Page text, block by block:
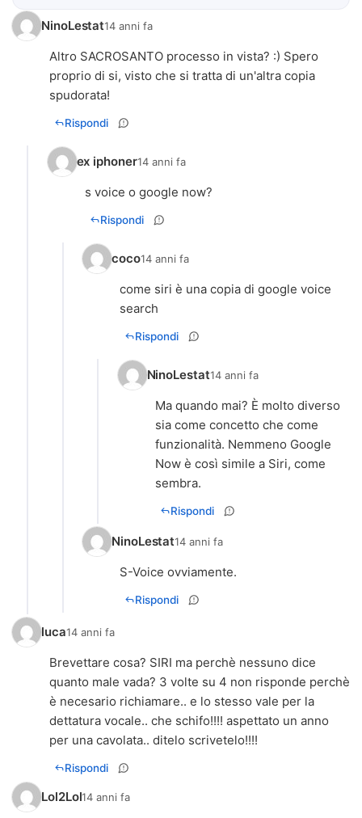
NinoLestat14 anni fa
Altro SACROSANTO processo in vista? :) Spero
proprio di si, visto che si tratta di un'altra copia
spudorata!
Rispondi
ex iphoner14 anni fa
s voice o google now?
Rispondi
coco14 anni fa
come siri è una copia di google voice
search
Rispondi
NinoLestat14 anni fa
Ma quando mai? È molto diverso
sia come concetto che come
funzionalità. Nemmeno Google
Now è così simile a Siri, come
sembra.
Rispondi
NinoLestat14 anni fa
S-Voice ovviamente.
Rispondi
luca14 anni fa
Brevettare cosa? SIRI ma perchè nessuno dice
quanto male vada? 3 volte su 4 non risponde perchè
è necesario richiamare.. e lo stesso vale per la
dettatura vocale.. che schifo!!!! aspettato un anno
per una cavolata.. ditelo scrivetelo!!!!
Rispondi
Lol2Lol14 anni fa